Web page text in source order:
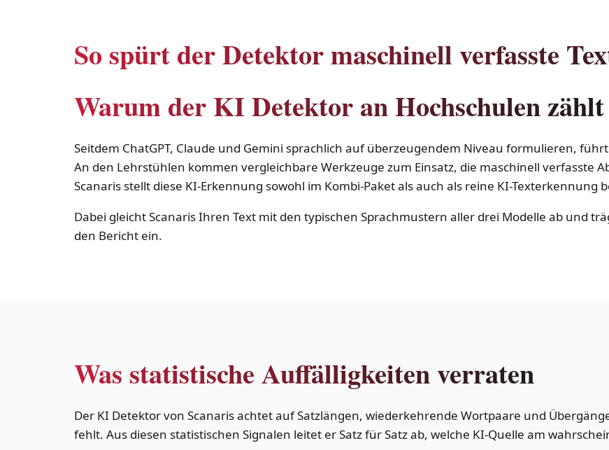
So spürt der Detektor maschinell verfasste
Warum der KI Detektor an Hochschulen zählt
Seitdem ChatGPT, Claude und Gemini sprachlich auf überzeugendem Niveau formulieren,
An den Lehrstühlen kommen vergleichbare Werkzeuge zum Einsatz, die maschinell verfasste
Scanaris stellt diese KI-Erkennung sowohl im Kombi-Paket als auch als reine KI-Texterkennung
Dabei gleicht Scanaris Ihren Text mit den typischen Sprachmustern aller drei Modelle ab und
den Bericht ein.
Was statistische Auffälligkeiten verraten
Der KI Detektor von Scanaris achtet auf Satzlängen, wiederkehrende Wortpaare und
fehlt. Aus diesen statistischen Signalen leitet er Satz für Satz ab, welche KI-Quelle am